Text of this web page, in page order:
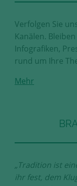
Verfolgen Sie
Kanälen.
Infografiken,
rund um Ihre
Mehr
„Tradition ist
ihr fest, dem
Mehr über